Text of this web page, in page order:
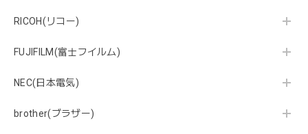
RICOH(リコー)
FUJIFILM(富士フイルム)
NEC(日本電気)
brother(ブラザー)